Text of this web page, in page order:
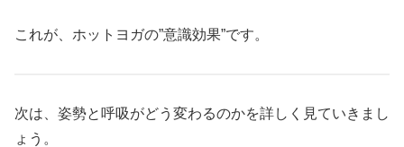
これが、ホットヨガの”意識効果”です。
次は、姿勢と呼吸がどう変わるのかを詳しく見ていきまし
ょう。